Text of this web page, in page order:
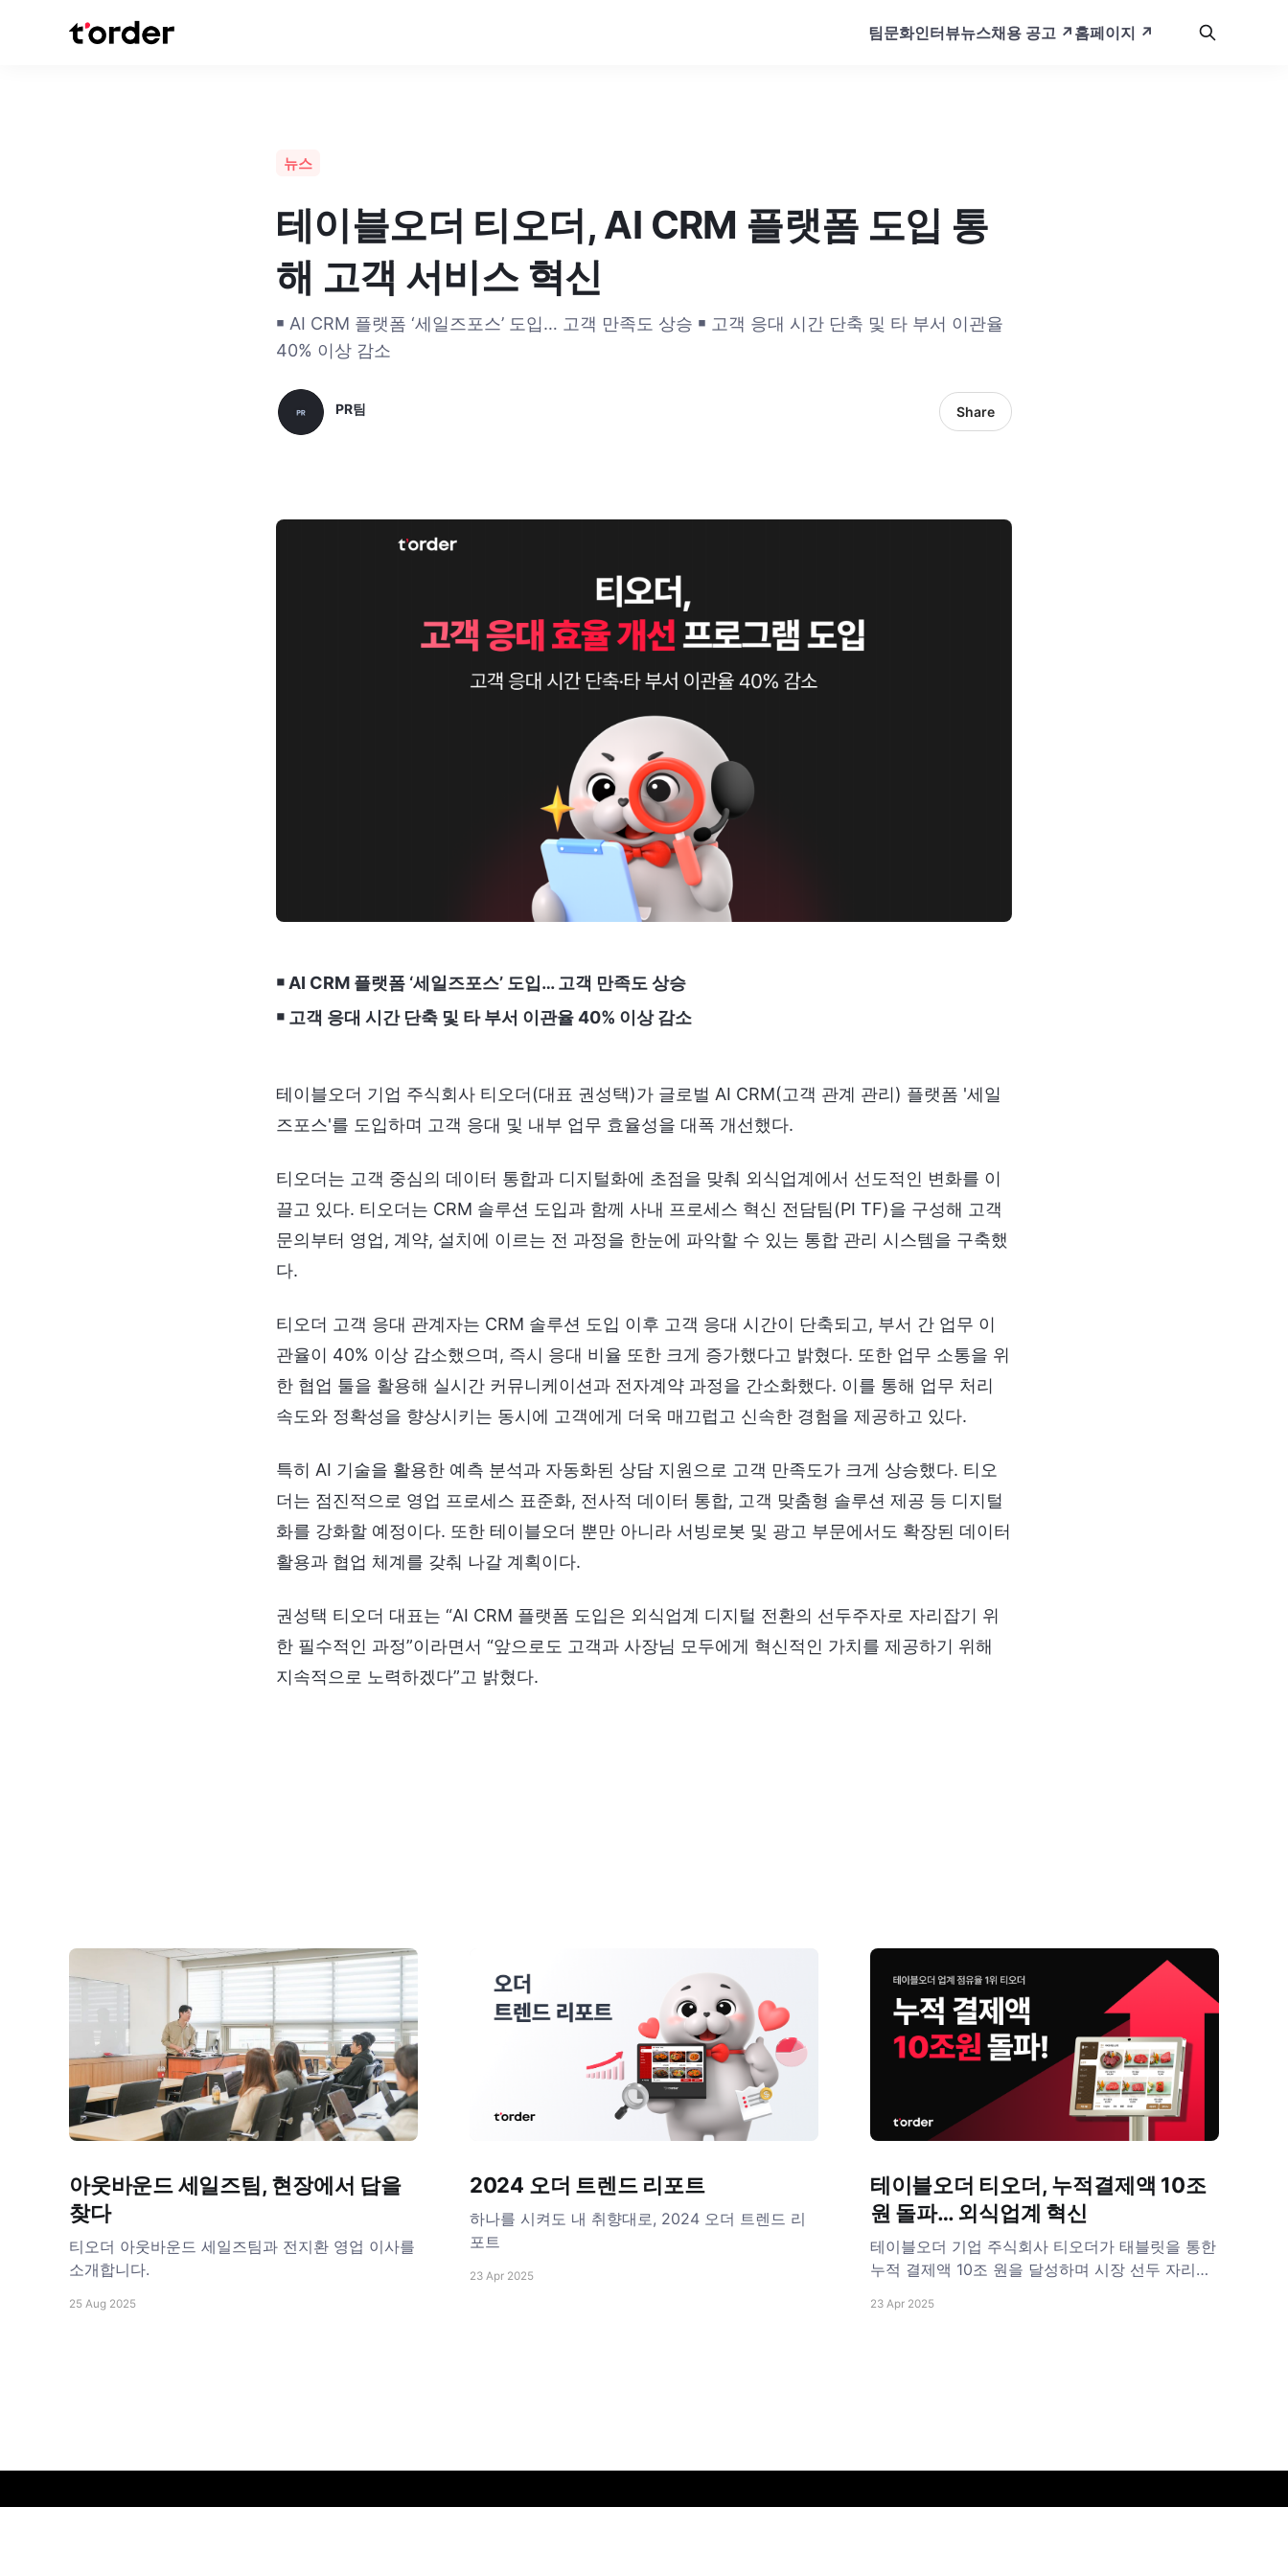
팀문화인터뷰뉴스채용 공고 ↗️ 홈페이지 ↗️
뉴스
테이블오더 티오더, AI CRM 플랫폼 도입 통
해 고객 서비스 혁신
￭ AI CRM 플랫폼 ‘세일즈포스’ 도입… 고객 만족도 상승 ￭ 고객 응대 시간 단축 및 타 부서 이관율
40% 이상 감소
PR팀 Share
￭ AI CRM 플랫폼 ‘세일즈포스’ 도입… 고객 만족도 상승
￭ 고객 응대 시간 단축 및 타 부서 이관율 40% 이상 감소
테이블오더 기업 주식회사 티오더(대표 권성택)가 글로벌 AI CRM(고객 관계 관리) 플랫폼 '세일
즈포스'를 도입하며 고객 응대 및 내부 업무 효율성을 대폭 개선했다.
티오더는 고객 중심의 데이터 통합과 디지털화에 초점을 맞춰 외식업계에서 선도적인 변화를 이
끌고 있다. 티오더는 CRM 솔루션 도입과 함께 사내 프로세스 혁신 전담팀(PI TF)을 구성해 고객
문의부터 영업, 계약, 설치에 이르는 전 과정을 한눈에 파악할 수 있는 통합 관리 시스템을 구축했
다.
티오더 고객 응대 관계자는 CRM 솔루션 도입 이후 고객 응대 시간이 단축되고, 부서 간 업무 이
관율이 40% 이상 감소했으며, 즉시 응대 비율 또한 크게 증가했다고 밝혔다. 또한 업무 소통을 위
한 협업 툴을 활용해 실시간 커뮤니케이션과 전자계약 과정을 간소화했다. 이를 통해 업무 처리
속도와 정확성을 향상시키는 동시에 고객에게 더욱 매끄럽고 신속한 경험을 제공하고 있다.
특히 AI 기술을 활용한 예측 분석과 자동화된 상담 지원으로 고객 만족도가 크게 상승했다. 티오
더는 점진적으로 영업 프로세스 표준화, 전사적 데이터 통합, 고객 맞춤형 솔루션 제공 등 디지털
화를 강화할 예정이다. 또한 테이블오더 뿐만 아니라 서빙로봇 및 광고 부문에서도 확장된 데이터
활용과 협업 체계를 갖춰 나갈 계획이다.
권성택 티오더 대표는 “AI CRM 플랫폼 도입은 외식업계 디지털 전환의 선두주자로 자리잡기 위
한 필수적인 과정”이라면서 “앞으로도 고객과 사장님 모두에게 혁신적인 가치를 제공하기 위해
지속적으로 노력하겠다”고 밝혔다.
아웃바운드 세일즈팀, 현장에서 답을
찾다
티오더 아웃바운드 세일즈팀과 전지환 영업 이사를
소개합니다.
25 Aug 2025
2024 오더 트렌드 리포트
하나를 시켜도 내 취향대로, 2024 오더 트렌드 리
포트
23 Apr 2025
테이블오더 티오더, 누적결제액 10조
원 돌파… 외식업계 혁신
테이블오더 기업 주식회사 티오더가 태블릿을 통한
누적 결제액 10조 원을 달성하며 시장 선두 자리를
제액 9조 원을 달성한 이후 2개월 만에 10조 원을
23 Apr 2025